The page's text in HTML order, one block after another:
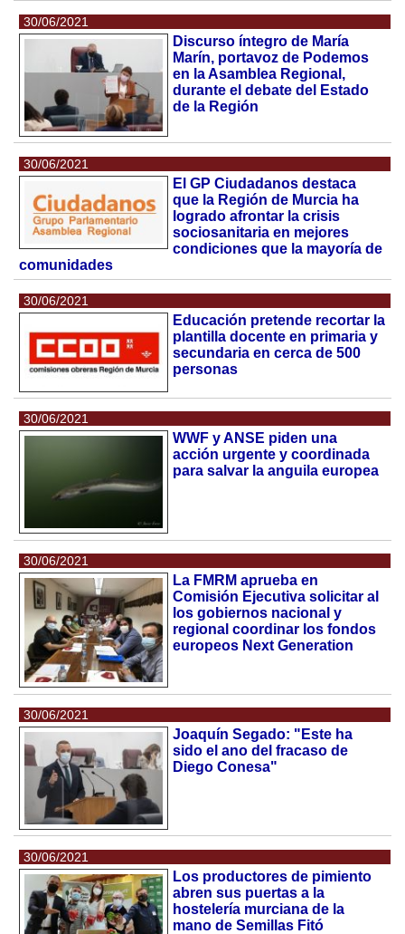
30/06/2021
Discurso íntegro de María
Marín, portavoz de Podemos
en la Asamblea Regional,
durante el debate del Estado
de la Región
30/06/2021
El GP Ciudadanos destaca
que la Región de Murcia ha
logrado afrontar la crisis
sociosanitaria en mejores
condiciones que la mayoría de
comunidades
30/06/2021
Educación pretende recortar la
plantilla docente en primaria y
secundaria en cerca de 500
personas
30/06/2021
WWF y ANSE piden una
acción urgente y coordinada
para salvar la anguila europea
30/06/2021
La FMRM aprueba en
Comisión Ejecutiva solicitar al
los gobiernos nacional y
regional coordinar los fondos
europeos Next Generation
30/06/2021
Joaquín Segado: "Este ha
sido el ano del fracaso de
Diego Conesa"
30/06/2021
Los productores de pimiento
abren sus puertas a la
hostelería murciana de la
mano de Semillas Fitó